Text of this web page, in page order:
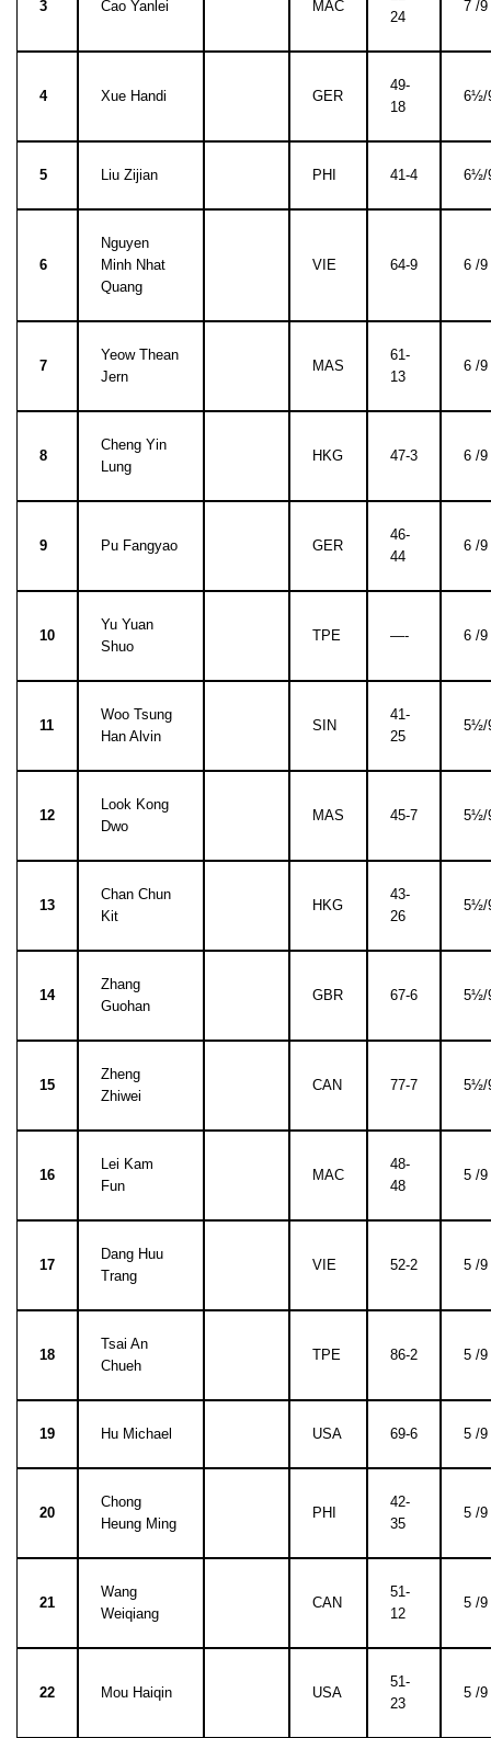
3 Cao Yanlei MAC
24
7 /9
4 Xue Handi GER
49-
18
6½/
5 Liu Zijian PHI 41-4 6½/
6
Nguyen
Minh Nhat
Quang
VIE 64-9 6 /9
7
Yeow Thean
Jern
MAS
61-
13
6 /9
8
Cheng Yin
Lung
HKG 47-3 6 /9
9 Pu Fangyao GER
46-
44
6 /9
10
Yu Yuan
Shuo
TPE —- 6 /9
11
Woo Tsung
Han Alvin
SIN
41-
25
5½/
12
Look Kong
Dwo
MAS 45-7 5½/
13
Chan Chun
Kit
HKG
43-
26
5½/
14
Zhang
Guohan
GBR 67-6 5½/
15
Zheng
Zhiwei
CAN 77-7 5½/
16
Lei Kam
Fun
MAC
48-
48
5 /9
17
Dang Huu
Trang
VIE 52-2 5 /9
18
Tsai An
Chueh
TPE 86-2 5 /9
19 Hu Michael USA 69-6 5 /9
20
Chong
Heung Ming
PHI
42-
35
5 /9
21
Wang
Weiqiang
CAN
51-
12
5 /9
22 Mou Haiqin USA
51-
23
5 /9